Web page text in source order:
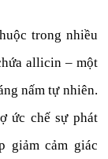
trong nhiều
allicin – một
nấm tự nhiên.
ức chế sự phát
giảm cảm giác